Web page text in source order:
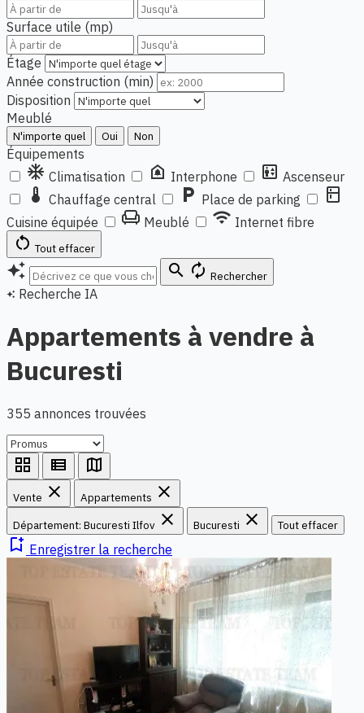
Surface utile (mp)
Étage
Année construction (min)
Disposition
Meublé
N'importe quel Oui Non
Équipements
ac_unit Climatisation doorbell Interphone elevator Ascenseur
thermostat Chauffage central local_parking Place de parking kitchen
Cuisine équipée chair Meublé wifi Internet fibre
restart_alt Tout effacer
auto_awesome search autorenew Rechercher
auto_awesome Recherche IA
Appartements à vendre à
Bucuresti
355 annonces trouvées
grid_view view_list map
Vente close Appartements close
Département: Bucuresti Ilfov close Bucuresti close Tout effacer
bookmark_add Enregistrer la recherche